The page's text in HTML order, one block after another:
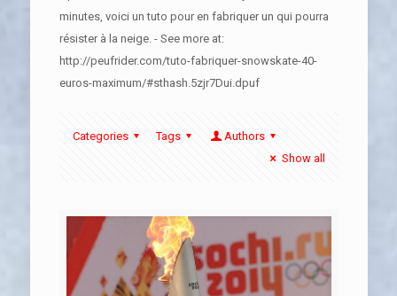
minutes, voici un tuto pour en fabriquer un qui pourra
résister à la neige. - See more at:
http://peufrider.com/tuto-fabriquer-snowskate-40-
euros-maximum/#sthash.5zjr7Dui.dpuf
Categories Tags
Authors
Show all